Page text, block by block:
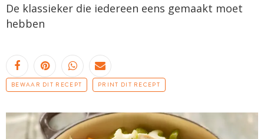
De klassieker die iedereen eens gemaakt moet
hebben
BEWAAR DIT RECEPT PRINT DIT RECEPT